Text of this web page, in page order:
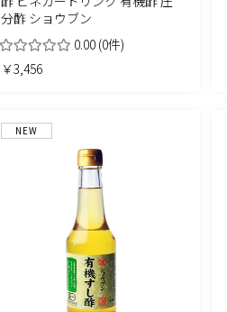
分酢 ショウブン
0.00 (0件)
￥3,456
NEW